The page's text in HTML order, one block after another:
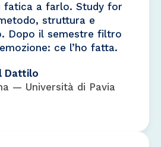
fatica a farlo. Study for
struttura e
Dopo il semestre filtro
ce l’ho fatta.
Dattilo
— Università di Pavia